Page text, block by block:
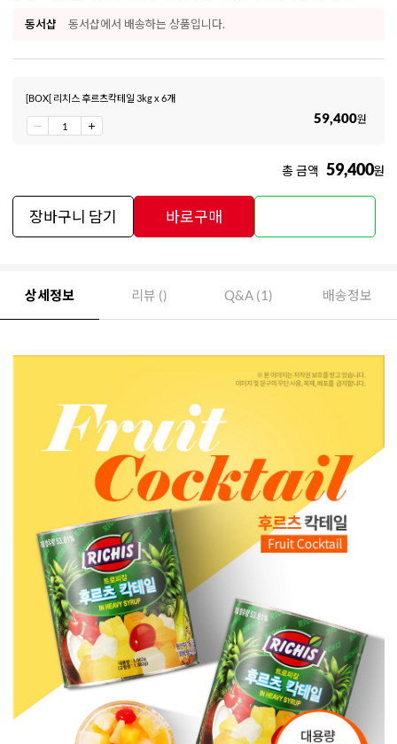
동서샵 동서샵에서 배송하는 상품입니다.
[BOX[ 리치스 후르츠칵테일 3kg x 6개
59,400원
총 금액 59,400원
장바구니 담기 바로구매
상세정보 리뷰 () Q&A (1) 배송정보